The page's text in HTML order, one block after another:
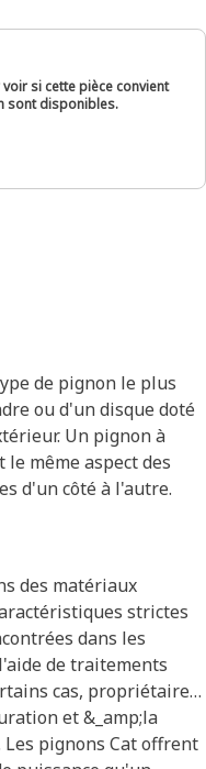
si cette pièce convient
sont disponibles.
de pignon le plus
ou d'un disque doté
Un pignon à
même aspect des
d'un côté à l'autre.
des matériaux
strictes
dans les
de traitements
cas, propriétaires,
et &_amp;la
pignons Cat offrent